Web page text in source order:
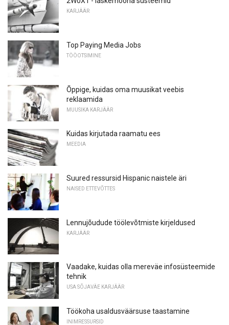
KARJÄÄR
Top Paying Media Jobs
TÖÖOTSIMINE
Õppige, kuidas oma muusikat veebis
reklaamida
MUUSIKA KARJÄÄR
Kuidas kirjutada raamatu ees
MEEDIA
Suured ressursid Hispanic naistele äri
NAISED ETTEVÕTTES
Lennujõudude töölevõtmiste kirjeldused
KARJÄÄR
Vaadake, kuidas olla mereväe infosüsteemide
tehnik
USA SÕJAVÄE KARJÄÄR
Töökoha usaldusväärsuse taastamine
INIMRESSURSID